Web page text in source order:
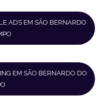
ADS EM SÃO BERNARDO
EM SÃO BERNARDO DO